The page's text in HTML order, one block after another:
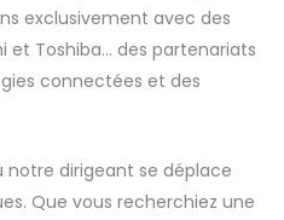
exclusivement avec des
et Toshiba… des partenariats
connectées et des
notre dirigeant se déplace
Que vous recherchiez une